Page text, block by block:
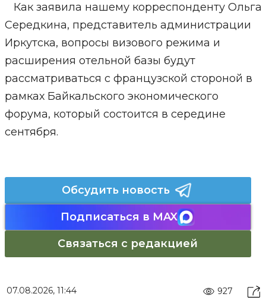
Как заявила нашему корреспонденту Ольга
Середкина, представитель администрации
Иркутска, вопросы визового режима и
расширения отельной базы будут
рассматриваться с французской стороной в
рамках Байкальского экономического
форума, который состоится в середине
сентября.
Обсудить новость
Подписаться в MAX
Связаться с редакцией
07.08.2026, 11:44 927